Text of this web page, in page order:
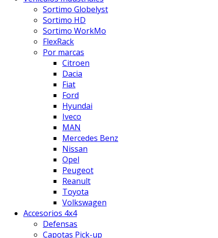
Sortimo Globelyst
Sortimo HD
Sortimo WorkMo
FlexRack
Por marcas
Citroen
Dacia
Fiat
Ford
Hyundai
Iveco
MAN
Mercedes Benz
Nissan
Opel
Peugeot
Reanult
Toyota
Volkswagen
Accesorios 4x4
Defensas
Capotas Pick-up